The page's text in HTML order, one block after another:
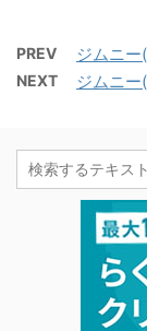
PREV ジムニー
NEXT ジムニー